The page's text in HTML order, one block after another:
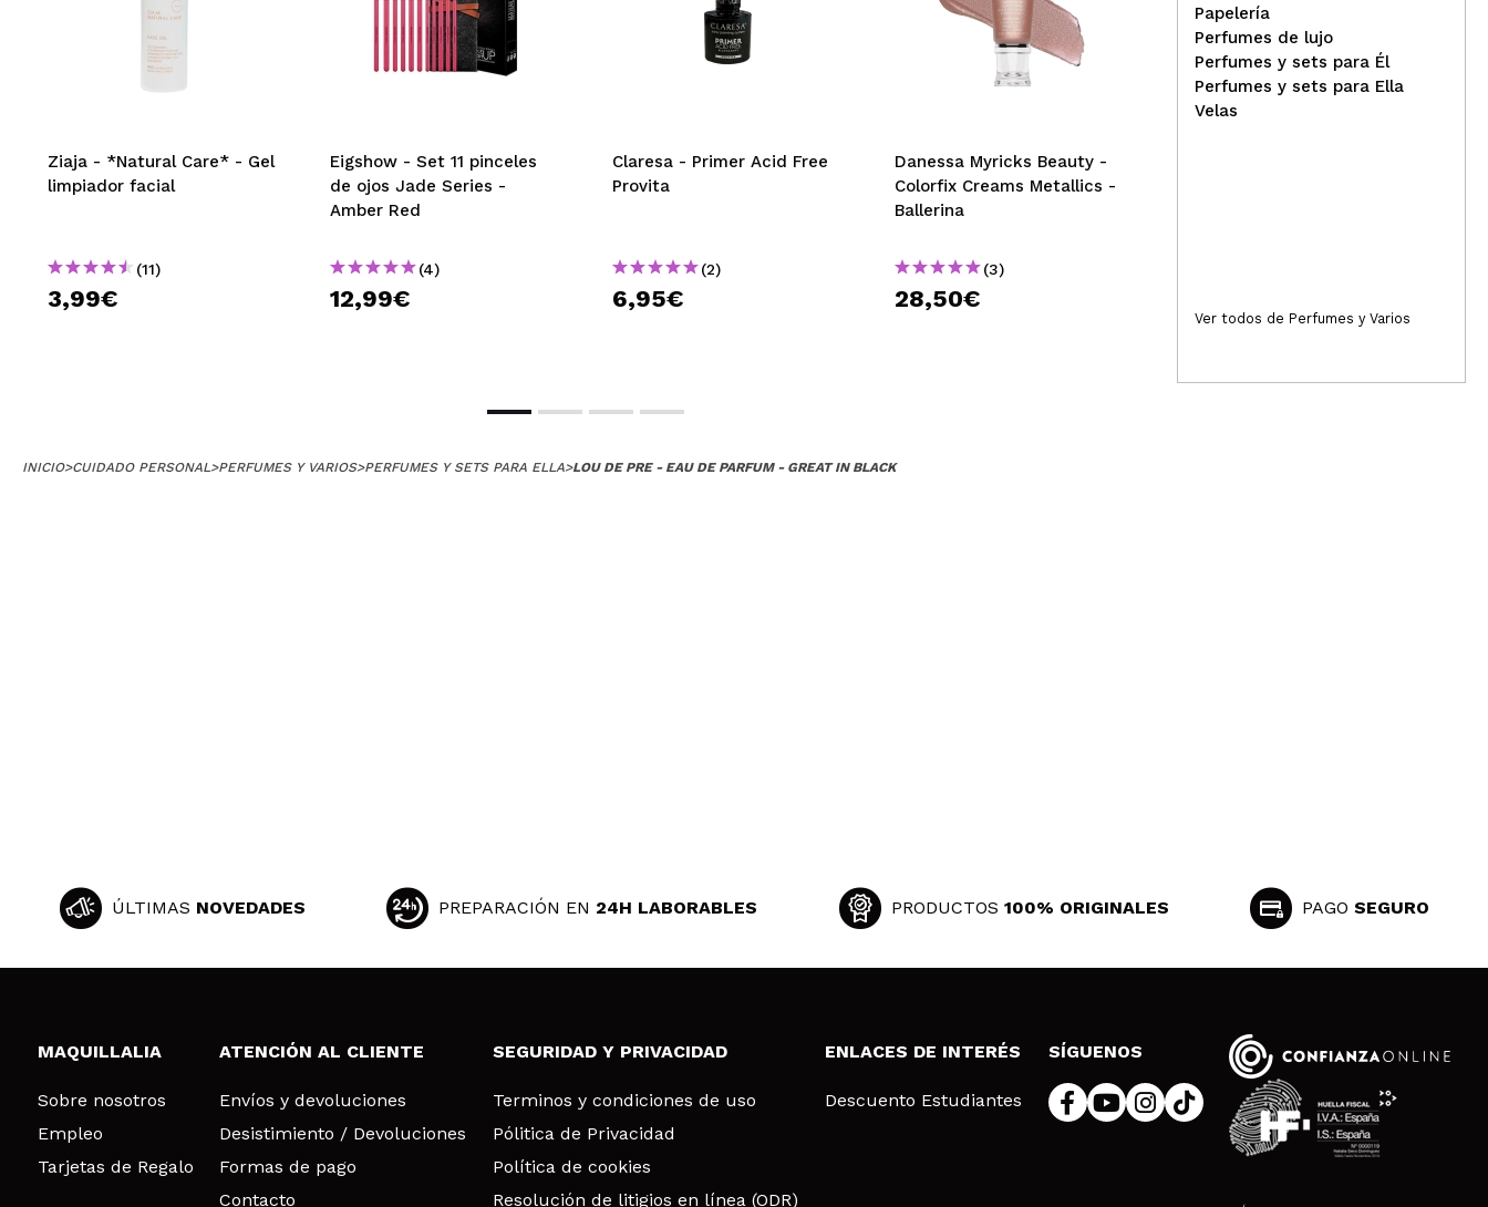
Ziaja - *Natural Care* - Gel
limpiador facial
(11)
3,99€
Eigshow - Set 11 pinceles
de ojos Jade Series -
Amber Red
(4)
12,99€
Claresa - Primer Acid Free
Provita
(2)
6,95€
Danessa Myricks Beauty -
Colorfix Creams Metallics -
Ballerina
(3)
28,50€
Technic Cosmetics -
Esmalte de uñas matte -
Dreamer
Papelería
Perfumes de lujo
Perfumes y sets para Él
Perfumes y sets para Ella
Velas
Ver todos de Perfumes y Varios
INICIO>CUIDADO PERSONAL>PERFUMES Y VARIOS>PERFUMES Y SETS PARA ELLA>LOU DE PRE - EAU DE PARFUM - GREAT IN BLACK
ÚLTIMAS NOVEDADES PREPARACIÓN EN 24H LABORABLES PRODUCTOS 100% ORIGINALES PAGO SEGURO
MAQUILLALIA
Sobre nosotros
Empleo
Tarjetas de Regalo
ATENCIÓN AL CLIENTE
Envíos y devoluciones
Desistimiento / Devoluciones
Formas de pago
Contacto
SEGURIDAD Y PRIVACIDAD
Terminos y condiciones de uso
Pólitica de Privacidad
Política de cookies
Resolución de litigios en línea (ODR)
ENLACES DE INTERÉS
Descuento Estudiantes
SÍGUENOS